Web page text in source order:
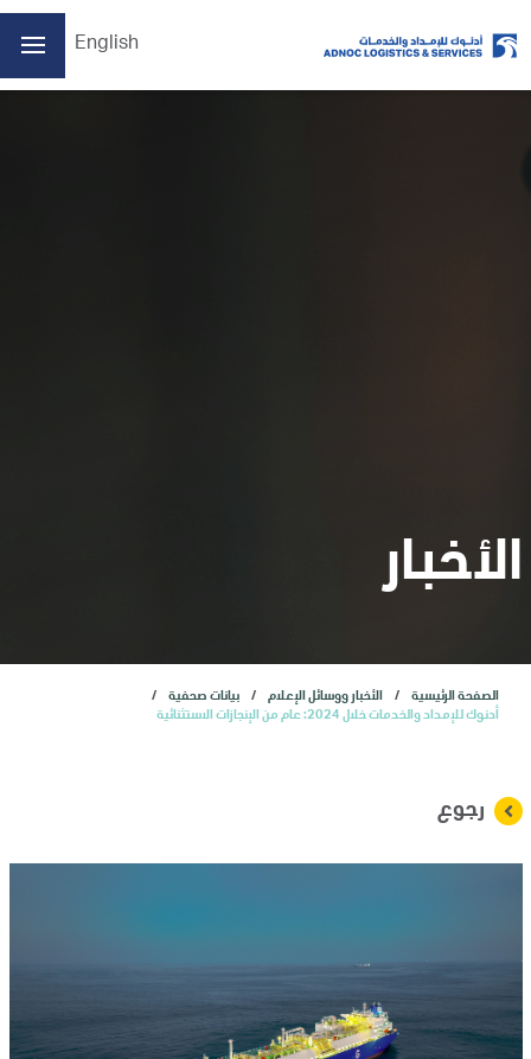
English
المستثمرون
خدمات
تواصل معنا
الأخبار
الصفحة الرئيسية الأخبار ووسائل الإعلام
بيانات صحفية
أدنوك للإمداد والخدمات خلال 2024: عام من الإنجازات الاستثنائية
رجوع